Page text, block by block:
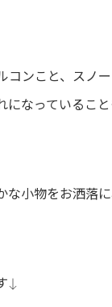
コンこと、スノ
なっていること
な小物をお洒落
↓